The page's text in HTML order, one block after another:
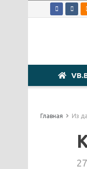
Главная Из